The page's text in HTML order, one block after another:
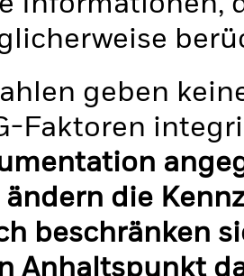
geben
Faktoren
die
beschränken
Anhaltspunkt